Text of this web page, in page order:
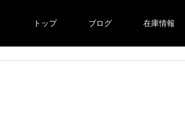
トップ ブログ 在庫情報